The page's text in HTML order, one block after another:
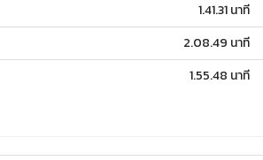
1.41.31 นาที
2.08.49 นาที
1.55.48 นาที